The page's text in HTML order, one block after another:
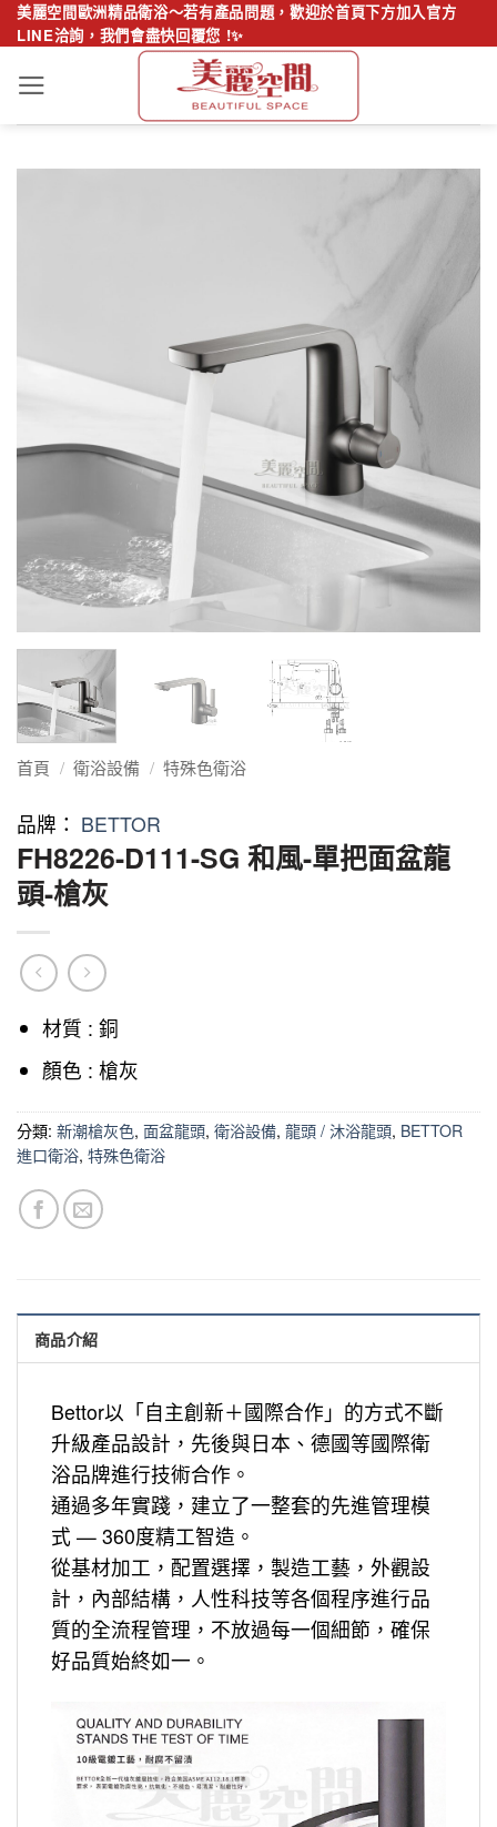
Skip
to
content
美麗空間歐洲精品衛浴～若有產品問題，歡迎於首頁下方加入官方
LINE洽詢，我們會盡快回覆您 !✨
首頁 / 衛浴設備 / 特殊色衛浴
品牌： BETTOR
FH8226-D111-SG 和風-單把面盆龍
頭-槍灰
材質 : 銅
顏色 : 槍灰
分類: 新潮槍灰色, 面盆龍頭, 衛浴設備, 龍頭 / 沐浴龍頭, BETTOR
進口衛浴, 特殊色衛浴
商品介紹
Bettor以「自主創新＋國際合作」的方式不斷
升級產品設計，先後與日本、德國等國際衛
浴品牌進行技術合作。
通過多年實踐，建立了一整套的先進管理模
式 — 360度精工智造。
從基材加工，配置選擇，製造工藝，外觀設
計，內部結構，人性科技等各個程序進行品
質的全流程管理，不放過每一個細節，確保
好品質始終如一。